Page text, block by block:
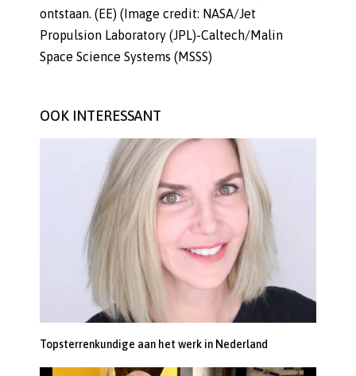
ontstaan. (EE) (Image credit: NASA/Jet
Propulsion Laboratory (JPL)-Caltech/Malin
Space Science Systems (MSSS)
OOK INTERESSANT
Topsterrenkundige aan het werk in Nederland